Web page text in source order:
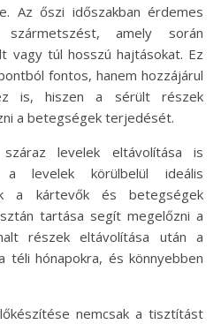
Az őszi időszakban érdemes
amely során
vagy túl hosszú hajtásokat. Ez
fontos, hanem hozzájárul
is, hiszen a sérült részek
a betegségek terjedését.
levelek eltávolítása is
a levelek körülbelül ideális
a kártevők és betegségek
tartása segít megelőzni a
részek eltávolítása után a
téli hónapokra, és könnyebben
nemcsak a tisztítást